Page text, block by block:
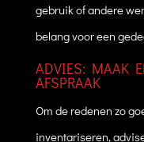
gebruik of andere
belang voor een
ADVIES: MAAK
AFSPRAAK
Om de redenen zo
inventariseren,